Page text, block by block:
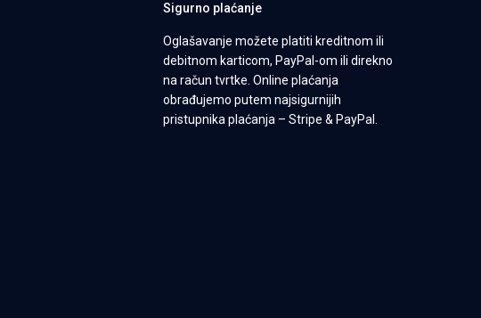
Sigurno plaćanje
Oglašavanje možete platiti kreditnom ili
debitnom karticom, PayPal-om ili direkno
na račun tvrtke. Online plaćanja
obrađujemo putem najsigurnijih
pristupnika plaćanja – Stripe & PayPal.